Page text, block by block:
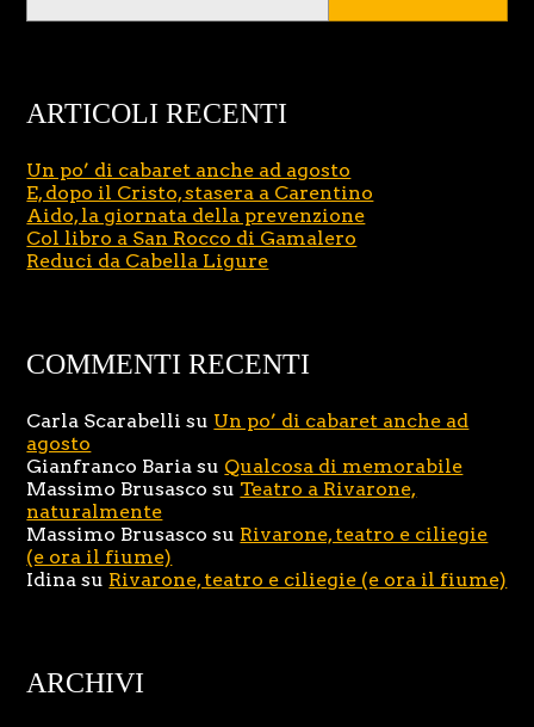
ARTICOLI RECENTI
Un po’ di cabaret anche ad agosto
E, dopo il Cristo, stasera a Carentino
Aido, la giornata della prevenzione
Col libro a San Rocco di Gamalero
Reduci da Cabella Ligure
COMMENTI RECENTI
Carla Scarabelli su Un po’ di cabaret anche ad
agosto
Gianfranco Baria su Qualcosa di memorabile
Massimo Brusasco su Teatro a Rivarone,
naturalmente
Massimo Brusasco su Rivarone, teatro e ciliegie
(e ora il fiume)
Idina su Rivarone, teatro e ciliegie (e ora il fiume)
ARCHIVI